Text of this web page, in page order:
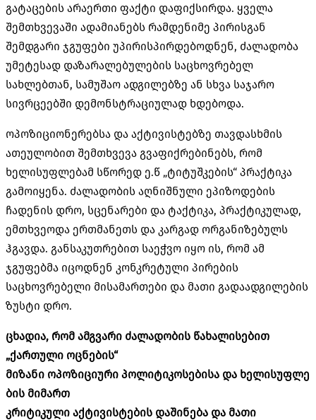
გატაცების არაერთი ფაქტი დაფიქსირდა. ყველა
შემთხვევაში ადამიანებს რამდენიმე პირისგან
შემდგარი ჯგუფები უპირისპირდებოდნენ, ძალადობა
უმეტესად დაზარალებულების საცხოვრებელ
სახლებთან, სამუშაო ადგილებზე ან სხვა საჯარო
სივრცეებში დემონსტრაციულად ხდებოდა.
ოპოზიციონერებსა და აქტივისტებზე თავდასხმის
ათეულობით შემთხვევა გვაფიქრებინებს, რომ
ხელისუფლებამ სწორედ ე.წ „ტიტუშკების“ პრაქტიკა
გამოიყენა. ძალადობის აღნიშნული ეპიზოდების
ჩადენის დრო, სცენარები და ტაქტიკა, პრაქტიკულად,
ემთხვეოდა ერთმანეთს და კარგად ორგანიზებულს
ჰგავდა. განსაკუთრებით საეჭვო იყო ის, რომ ამ
ჯგუფებმა იცოდნენ კონკრეტული პირების
საცხოვრებელი მისამართები და მათი გადაადგილების
ზუსტი დრო.
ცხადია, რომ ამგვარი ძალადობის წახალისებით
„ქართული ოცნების“
მიზანი ოპოზიციური პოლიტიკოსებისა და ხელისუფლე
ბის მიმართ
კრიტიკული აქტივისტების დაშინება და მათი